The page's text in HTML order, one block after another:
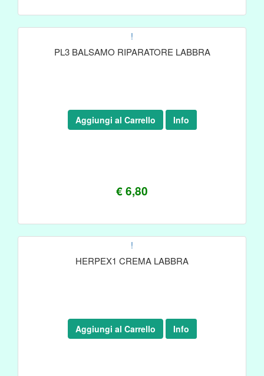
!
PL3 BALSAMO RIPARATORE LABBRA
€ 6,80
Aggiungi al Carrello Info
!
HERPEX1 CREMA LABBRA
Aggiungi al Carrello Info